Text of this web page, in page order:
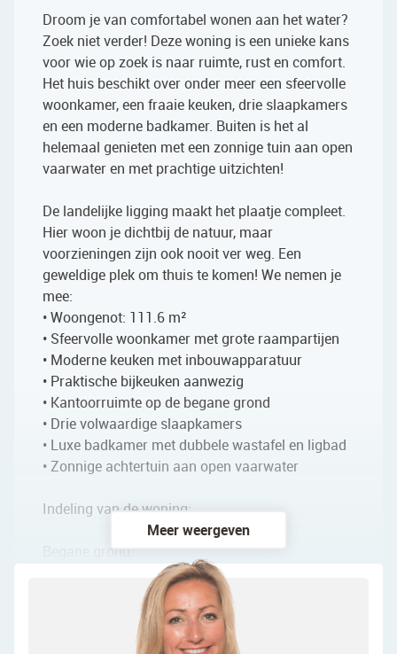
Droom je van comfortabel wonen aan het water?
Zoek niet verder! Deze woning is een unieke kans
voor wie op zoek is naar ruimte, rust en comfort.
Het huis beschikt over onder meer een sfeervolle
woonkamer, een fraaie keuken, drie slaapkamers
en een moderne badkamer. Buiten is het al
helemaal genieten met een zonnige tuin aan open
vaarwater en met prachtige uitzichten!
De landelijke ligging maakt het plaatje compleet.
Hier woon je dichtbij de natuur, maar
voorzieningen zijn ook nooit ver weg. Een
geweldige plek om thuis te komen! We nemen je
mee:
• Woongenot: 111.6 m²
• Sfeervolle woonkamer met grote raampartijen
• Moderne keuken met inbouwapparatuur
• Praktische bijkeuken aanwezig
• Kantoorruimte op de begane grond
• Drie volwaardige slaapkamers
• Luxe badkamer met dubbele wastafel en ligbad
• Zonnige achtertuin aan open vaarwater
Indeling van de woning:
Begane grond:
Na binnenkomst in de woning kom je terecht in
een sfeervolle entreehal. Vanuit hier is er toegang
tot de meterkast, een toiletruimte met zwevend
toilet en fonteintje, de trap naar boven, de
Meer weergeven